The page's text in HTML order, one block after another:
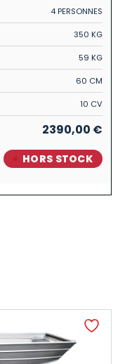
4 PERSONNES
350 KG
59 KG
60 CM
10 CV
2390,00 €
HORS STOCK